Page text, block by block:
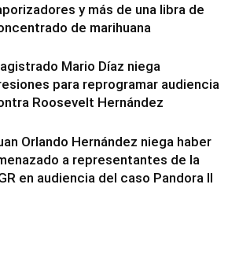
y más de una libra de
de marihuana
Mario Díaz niega
para reprogramar audiencia
Roosevelt Hernández
Orlando Hernández niega haber
a representantes de la
en audiencia del caso Pandora II